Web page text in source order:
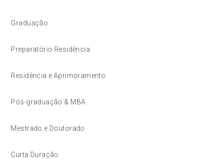
Graduação
Preparatório Residência
Residência e Aprimoramento
Pós-graduação & MBA
Mestrado e Doutorado
Curta Duração